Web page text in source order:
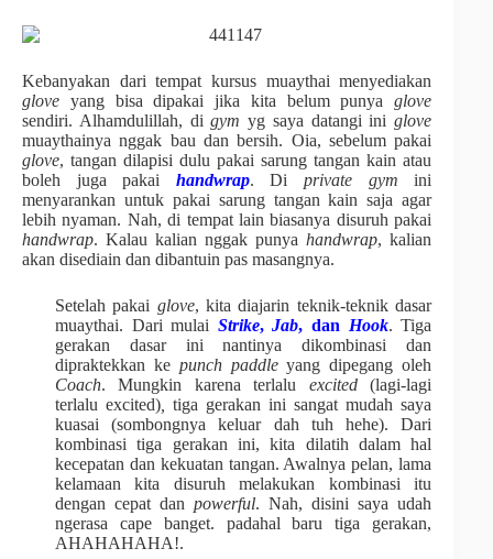
Kebanyakan dari tempat kursus muaythai menyediakan
glove yang bisa dipakai jika kita belum punyaglove
sendiri. Alhamdulillah, digym yg saya datangi iniglove
muaythainya nggak bau dan bersih. Oia, sebelum pakai
glove, tangan dilapisi dulu pakai sarung tangan kain atau
boleh juga pakai handwrap. Di private gym ini
menyarankan untuk pakai sarung tangan kain saja agar
lebih nyaman. Nah, di tempat lain biasanya disuruh pakai
handwrap. Kalau kalian nggak punyahandwrap, kalian
akan disediain dan dibantuin pas masangnya.
Setelah pakai glove, kita diajarin teknik-teknik dasar
muaythai. Dari mulai Strike,Jab, dan Hook. Tiga
gerakan dasar ini nantinya dikombinasi dan
dipraktekkan ke punch paddleyang dipegang oleh
Coach. Mungkin karena terlalu excited(lagi-lagi
terlalu excited)
tiga gerakan ini sangat mudah saya
kuasai (sombongnya keluar dah tuh hehe). Dari
kombinasi tiga gerakan ini, kita dilatih dalam hal
kecepatan dan kekuatan tangan. Awalnya pelan, lama
kelamaan kita disuruh melakukan kombinasi itu
dengan cepat dan powerful. Nah, disini saya udah
ngerasa cape banget. padahal baru tiga gerakan,
AHAHAHAHA!.